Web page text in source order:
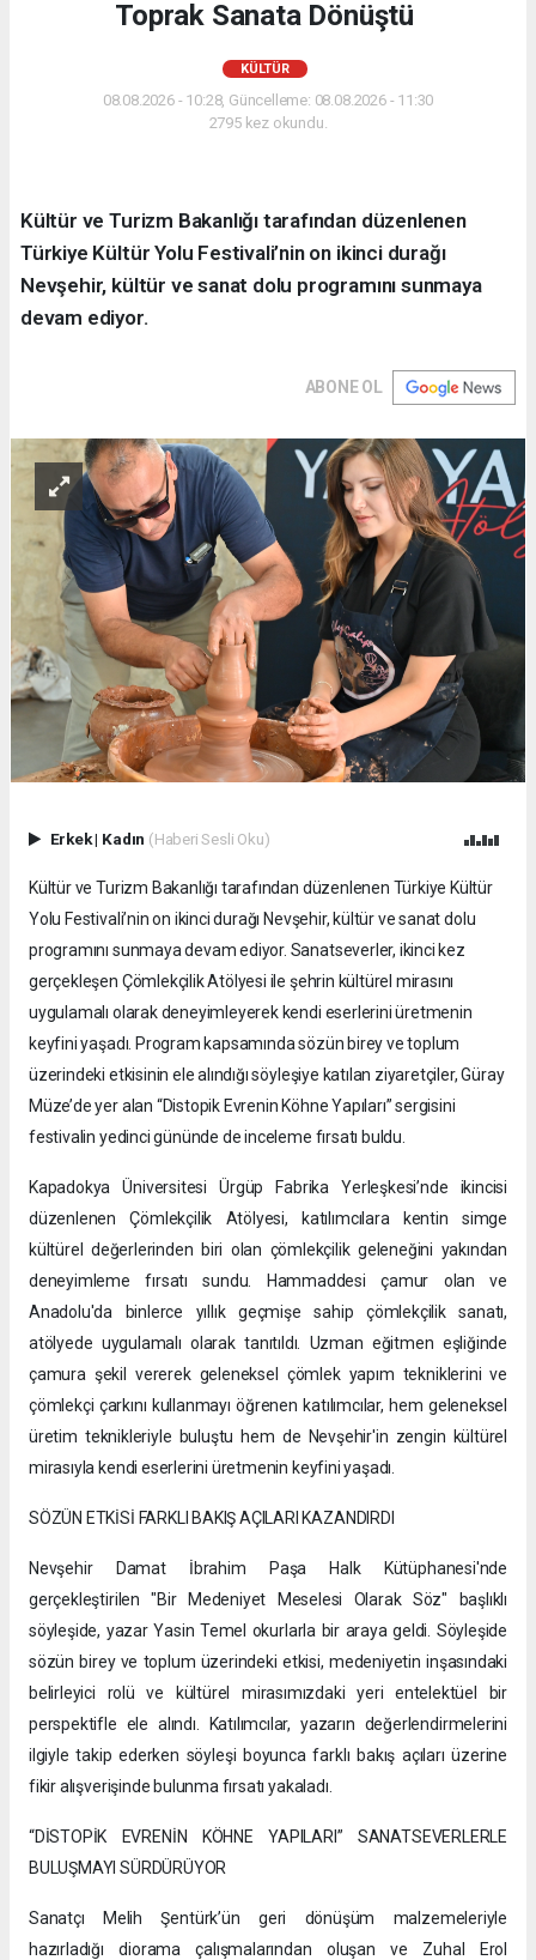
Toprak Sanata Dönüştü
KÜLTÜR
08.08.2026 - 10:28, Güncelleme: 08.08.2026 - 11:30
2795 kez okundu.
Kültür ve Turizm Bakanlığı tarafından düzenlenen
Türkiye Kültür Yolu Festivali’nin on ikinci durağı
Nevşehir, kültür ve sanat dolu programını sunmaya
devam ediyor.
ABONE OL
Erkek| Kadın (Haberi Sesli Oku)
Kültür ve Turizm Bakanlığı tarafından düzenlenen Türkiye Kültür
Yolu Festivali’nin on ikinci durağı Nevşehir, kültür ve sanat dolu
programını sunmaya devam ediyor. Sanatseverler, ikinci kez
gerçekleşen Çömlekçilik Atölyesi ile şehrin kültürel mirasını
uygulamalı olarak deneyimleyerek kendi eserlerini üretmenin
keyfini yaşadı. Program kapsamında sözün birey ve toplum
üzerindeki etkisinin ele alındığı söyleşiye katılan ziyaretçiler, Güray
Müze’de yer alan “Distopik Evrenin Köhne Yapıları” sergisini
festivalin yedinci gününde de inceleme fırsatı buldu.
Kapadokya Üniversitesi Ürgüp Fabrika Yerleşkesi’nde ikincisi
düzenlenen Çömlekçilik Atölyesi, katılımcılara kentin simge
kültürel değerlerinden biri olan çömlekçilik geleneğini yakından
deneyimleme fırsatı sundu. Hammaddesi çamur olan ve
Anadolu'da binlerce yıllık geçmişe sahip çömlekçilik sanatı,
atölyede uygulamalı olarak tanıtıldı. Uzman eğitmen eşliğinde
çamura şekil vererek geleneksel çömlek yapım tekniklerini ve
çömlekçi çarkını kullanmayı öğrenen katılımcılar, hem geleneksel
üretim teknikleriyle buluştu hem de Nevşehir'in zengin kültürel
mirasıyla kendi eserlerini üretmenin keyfini yaşadı.
SÖZÜN ETKİSİ FARKLI BAKIŞ AÇILARI KAZANDIRDI
Nevşehir Damat İbrahim Paşa Halk Kütüphanesi'nde
gerçekleştirilen "Bir Medeniyet Meselesi Olarak Söz" başlıklı
söyleşide, yazar Yasin Temel okurlarla bir araya geldi. Söyleşide
sözün birey ve toplum üzerindeki etkisi, medeniyetin inşasındaki
belirleyici rolü ve kültürel mirasımızdaki yeri entelektüel bir
perspektifle ele alındı. Katılımcılar, yazarın değerlendirmelerini
ilgiyle takip ederken söyleşi boyunca farklı bakış açıları üzerine
fikir alışverişinde bulunma fırsatı yakaladı.
“DİSTOPİK EVRENİN KÖHNE YAPILARI” SANATSEVERLERLE
BULUŞMAYI SÜRDÜRÜYOR
Sanatçı Melih Şentürk’ün geri dönüşüm malzemeleriyle
hazırladığı diorama çalışmalarından oluşan ve Zuhal Erol